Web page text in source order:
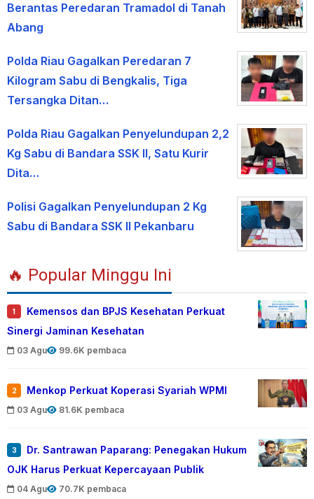
Berantas Peredaran Tramadol di Tanah
Abang
Polda Riau Gagalkan Peredaran 7
Kilogram Sabu di Bengkalis, Tiga
Tersangka Ditan…
Polda Riau Gagalkan Penyelundupan 2,2
Kg Sabu di Bandara SSK II, Satu Kurir
Dita…
Polisi Gagalkan Penyelundupan 2 Kg
Sabu di Bandara SSK II Pekanbaru
🔥 Popular Minggu Ini
1
Kemensos dan BPJS Kesehatan Perkuat
Sinergi Jaminan Kesehatan
03 Agu 99.6K pembaca
2 Menkop Perkuat Koperasi Syariah WPMI
03 Agu 81.6K pembaca
3
Dr. Santrawan Paparang: Penegakan Hukum
OJK Harus Perkuat Kepercayaan Publik
04 Agu 70.7K pembaca